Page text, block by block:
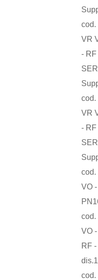
cod.
VR
- RF -
SERV.
cod.
VR
- RF -
SERV.
cod.
VO -
PN16
cod.
VO -
RF -
cod.